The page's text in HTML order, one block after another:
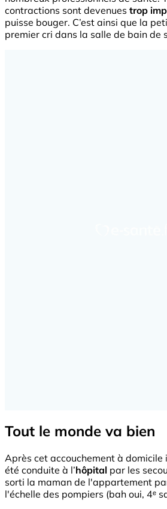
contractions sont devenues trop
puisse bouger. C’est ainsi que la
premier cri dans la salle de bain de
Tout le monde va bien
Après cet accouchement à
été conduite à l’hôpital par les
sorti la maman de l'appartement
l'échelle des pompiers (bah oui, 4ᵉ